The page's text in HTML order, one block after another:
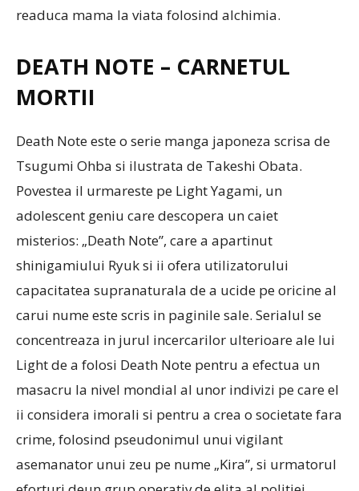
readuca mama la viata folosind alchimia.
DEATH NOTE – CARNETUL
MORTII
Death Note este o serie manga japoneza scrisa de
Tsugumi Ohba si ilustrata de Takeshi Obata.
Povestea il urmareste pe Light Yagami, un
adolescent geniu care descopera un caiet
misterios: „Death Note”, care a apartinut
shinigamiului Ryuk si ii ofera utilizatorului
capacitatea supranaturala de a ucide pe oricine al
carui nume este scris in paginile sale. Serialul se
concentreaza in jurul incercarilor ulterioare ale lui
Light de a folosi Death Note pentru a efectua un
masacru la nivel mondial al unor indivizi pe care el
ii considera imorali si pentru a crea o societate fara
crime, folosind pseudonimul unui vigilant
asemanator unui zeu pe nume „Kira”, si urmatorul